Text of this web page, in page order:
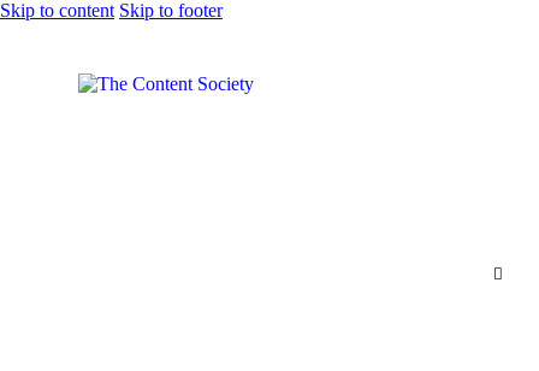
Skip to content Skip to footer